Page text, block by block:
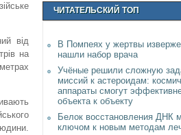
від
на
ЧИТАТЕЛЬСКИЙ ТОП
В Помпеях у жертвы
нашли набор врача
Учёные решили сложную
миссий к астероидам:
аппараты смогут
объекта к объекту
Белок восстановления ДНК
ключом к новым методам